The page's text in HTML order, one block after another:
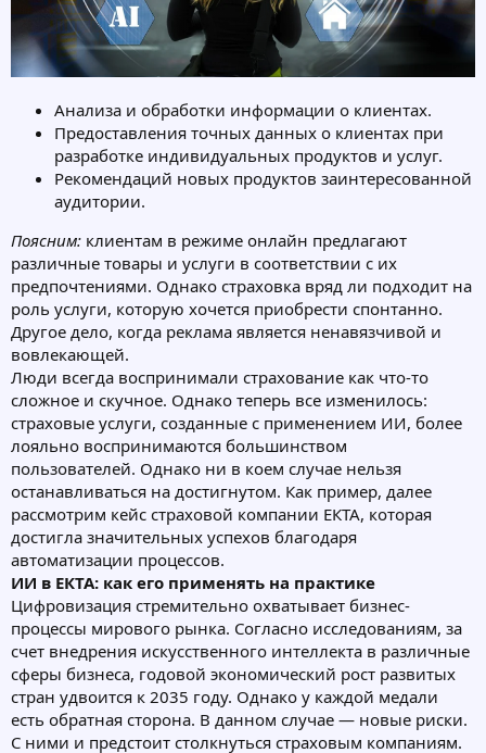
Анализа и обработки информации о клиентах.
Предоставления точных данных о клиентах при
разработке индивидуальных продуктов и услуг.
Рекомендаций новых продуктов заинтересованной
аудитории.
Поясним: клиентам в режиме онлайн предлагают
различные товары и услуги в соответствии с их
предпочтениями. Однако страховка вряд ли подходит на
роль услуги, которую хочется приобрести спонтанно.
Другое дело, когда реклама является ненавязчивой и
вовлекающей.
Люди всегда воспринимали страхование как что-то
сложное и скучное. Однако теперь все изменилось:
страховые услуги, созданные с применением ИИ, более
лояльно воспринимаются большинством
пользователей. Однако ни в коем случае нельзя
останавливаться на достигнутом. Как пример, далее
рассмотрим кейс страховой компании ЕКТА, которая
достигла значительных успехов благодаря
автоматизации процессов.
ИИ в ЕКТА: как его применять на практике
Цифровизация стремительно охватывает бизнес-
процессы мирового рынка. Согласно исследованиям, за
счет внедрения искусственного интеллекта в различные
сферы бизнеса, годовой экономический рост развитых
стран удвоится к 2035 году. Однако у каждой медали
есть обратная сторона. В данном случае — новые риски.
С ними и предстоит столкнуться страховым компаниям.